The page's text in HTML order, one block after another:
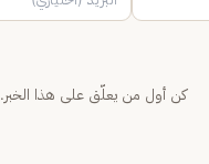
كن أول من يعلّق على هذا الخبر.